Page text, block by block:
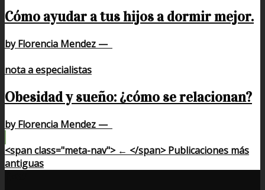
Cómo ayudar a tus hijos a dormir mejor.
by Florencia Mendez —
nota a especialistas
Obesidad y sueño: ¿cómo se relacionan?
by Florencia Mendez —
<span class="meta-nav"> ← </span> Publicaciones más
antiguas